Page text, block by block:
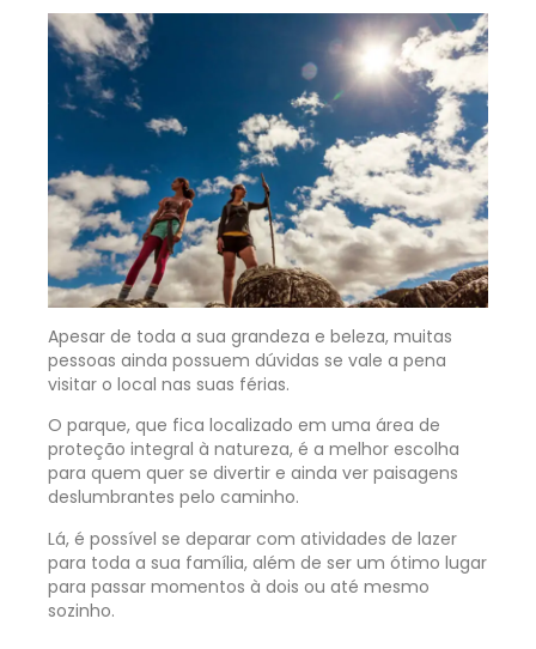
Apesar de toda a sua grandeza e beleza, muitas
pessoas ainda possuem dúvidas se vale a pena
visitar o local nas suas férias.
O parque, que fica localizado em uma área de
proteção integral à natureza, é a melhor escolha
para quem quer se divertir e ainda ver paisagens
deslumbrantes pelo caminho.
Lá, é possível se deparar com atividades de lazer
para toda a sua família, além de ser um ótimo lugar
para passar momentos à dois ou até mesmo
sozinho.